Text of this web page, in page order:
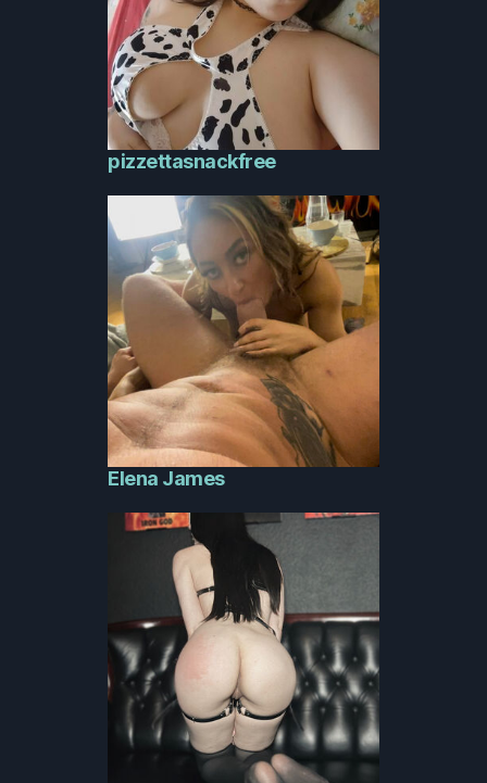
pizzettasnackfree
Elena James